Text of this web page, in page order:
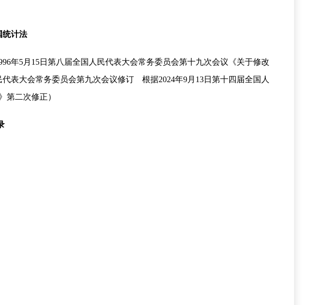
统计法
年5月15日第八届全国人民代表大会常务委员会第十九次会议《关于修改
表大会常务委员会第九次会议修订 根据2024年9月13日第十四届全国人
第二次修正）